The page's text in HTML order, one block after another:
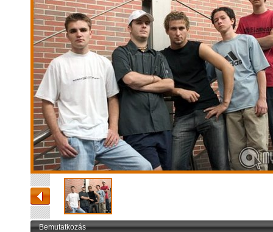
Bemutatkozás